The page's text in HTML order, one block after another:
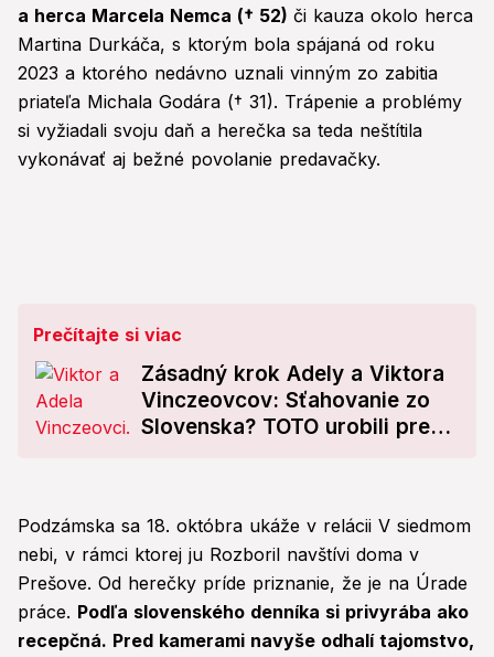
a herca Marcela Nemca († 52) či kauza okolo herca
Martina Durkáča, s ktorým bola spájaná od roku
2023 a ktorého nedávno uznali vinným zo zabitia
priateľa Michala Godára († 31). Trápenie a problémy
si vyžiadali svoju daň a herečka sa teda neštítila
vykonávať aj bežné povolanie predavačky.
Prečítajte si viac
Zásadný krok Adely a Viktora
Vinczeovcov: Sťahovanie zo
Slovenska? TOTO urobili pre
Podzámska sa 18. októbra ukáže v relácii V siedmom
nebi, v rámci ktorej ju Rozboril navštívi doma v
Prešove. Od herečky príde priznanie, že je na Úrade
práce. Podľa slovenského denníka si privyrába ako
recepčná. Pred kamerami navyše odhalí tajomstvo,